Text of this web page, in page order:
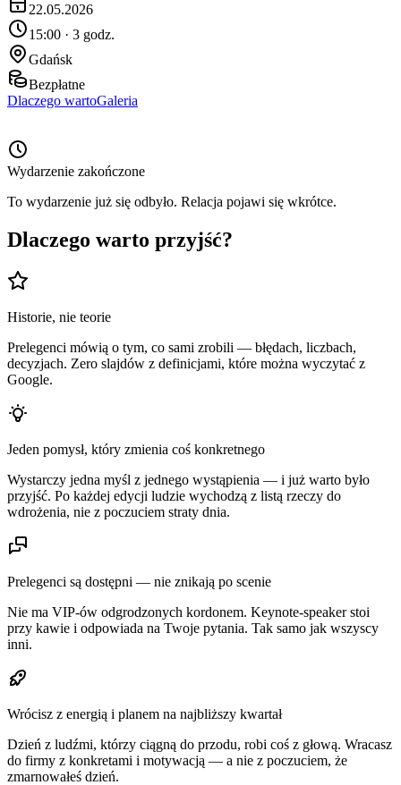
22.05.2026
15:00 · 3 godz.
Gdańsk
Bezpłatne
Dlaczego wartoGaleria
Wydarzenie zakończone
To wydarzenie już się odbyło. Relacja pojawi się wkrótce.
Dlaczego warto przyjść?
Historie, nie teorie
Prelegenci mówią o tym, co sami zrobili — błędach, liczbach,
decyzjach. Zero slajdów z definicjami, które można wyczytać z
Google.
Jeden pomysł, który zmienia coś konkretnego
Wystarczy jedna myśl z jednego wystąpienia — i już warto było
przyjść. Po każdej edycji ludzie wychodzą z listą rzeczy do
wdrożenia, nie z poczuciem straty dnia.
Prelegenci są dostępni — nie znikają po scenie
Nie ma VIP-ów odgrodzonych kordonem. Keynote-speaker stoi
przy kawie i odpowiada na Twoje pytania. Tak samo jak wszyscy
inni.
Wrócisz z energią i planem na najbliższy kwartał
Dzień z ludźmi, którzy ciągną do przodu, robi coś z głową. Wracasz
do firmy z konkretami i motywacją — a nie z poczuciem, że
zmarnowałeś dzień.